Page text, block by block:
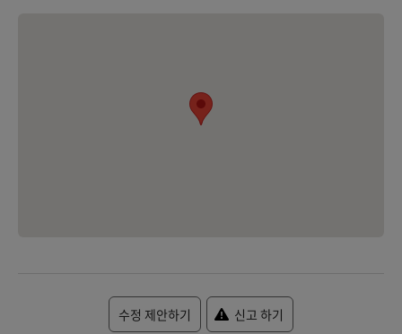
수정 제안하기 신고 하기